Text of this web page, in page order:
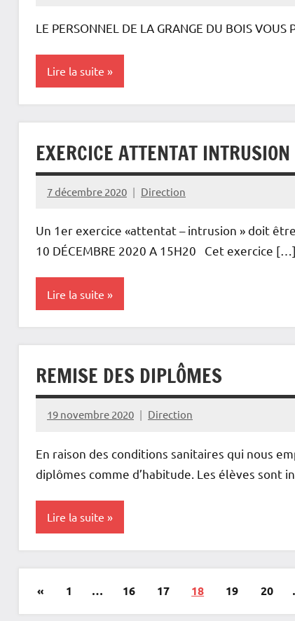
LE PERSONNEL DE LA GRANGE DU BOIS
Lire la suite
EXERCICE ATTENTAT
7 décembre 2020 Direction
Un 1er exercice «attentat – intrusion » doit
10 DÉCEMBRE 2020 A 15H20 Cet exercice […]
Lire la suite
REMISE DES DIPLÔMES
19 novembre 2020 Direction
En raison des conditions sanitaires qui nous
diplômes comme d’habitude. Les élèves sont
Lire la suite
Pagination
des
«Publications
1 … 16 17 18 19 20